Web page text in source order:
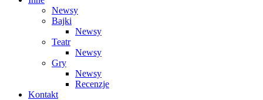
Newsy
Bajki
Newsy
Teatr
Newsy
Gry
Newsy
Recenzje
Kontakt